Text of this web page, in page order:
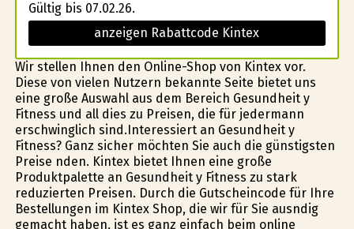
Gültig bis 07.02.26.
anzeigen Rabattcode Kintex
Wir stellen Ihnen den Online-Shop von Kintex vor.
Diese von vielen Nutzern bekannte Seite bietet uns
eine große Auswahl aus dem Bereich Gesundheit y
Fitness und all dies zu Preisen, die für jedermann
erschwinglich sind.Interessiert an Gesundheit y
Fitness? Ganz sicher möchten Sie auch die günstigsten
Preise finden. Kintex bietet Ihnen eine große
Produktpalette an Gesundheit y Fitness zu stark
reduzierten Preisen. Durch die Gutscheincode für Ihre
Bestellungen im Kintex Shop, die wir für Sie ausfindig
gemacht haben, ist es ganz einfach beim online